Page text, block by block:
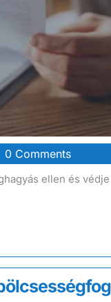
0 Comments
ellen és